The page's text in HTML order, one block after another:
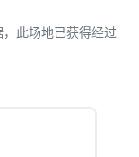
此场地已获得经过